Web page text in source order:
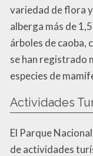
variedad de flora
alberga más de
árboles de caoba,
se han registrado
especies de
Actividades
El Parque
de actividades